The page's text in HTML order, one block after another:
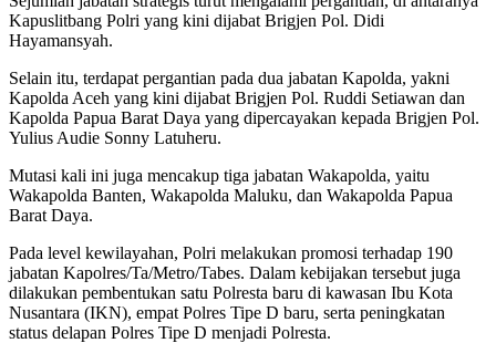
Kapuslitbang Polri yang kini dijabat Brigjen Pol. Didi
Hayamansyah.
Selain itu, terdapat pergantian pada dua jabatan Kapolda, yakni
Kapolda Aceh yang kini dijabat Brigjen Pol. Ruddi Setiawan dan
Kapolda Papua Barat Daya yang dipercayakan kepada Brigjen Pol.
Yulius Audie Sonny Latuheru.
Mutasi kali ini juga mencakup tiga jabatan Wakapolda, yaitu
Wakapolda Banten, Wakapolda Maluku, dan Wakapolda Papua
Barat Daya.
Pada level kewilayahan, Polri melakukan promosi terhadap 190
jabatan Kapolres/Ta/Metro/Tabes. Dalam kebijakan tersebut juga
dilakukan pembentukan satu Polresta baru di kawasan Ibu Kota
Nusantara (IKN), empat Polres Tipe D baru, serta peningkatan
status delapan Polres Tipe D menjadi Polresta.